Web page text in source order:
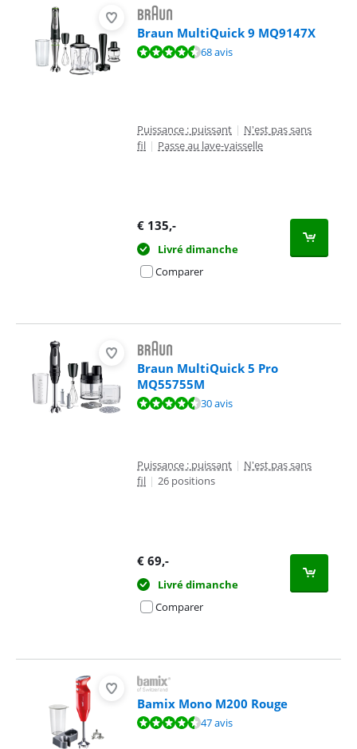
Braun MultiQuick 9 MQ9147X
La note est de 8,8 sur 10, basée sur 68 avis.68 avis
Puissance : puissant | N'est pas sans
fil | Passe au lave-vaisselle
€ 135,-
Livré dimanche
Comparer
Braun MultiQuick 5 Pro
MQ55755M
La note est de 8,6 sur 10, basée sur 30 avis.30 avis
Puissance : puissant | N'est pas sans
fil | 26 positions
€ 69,-
Livré dimanche
Comparer
Bamix Mono M200 Rouge
La note est de 8,6 sur 10, basée sur 47 avis.47 avis